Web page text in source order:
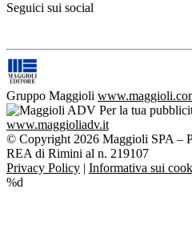
Seguici sui social
Gruppo Maggioli
Per la tua
www.maggioliadv.it
© Copyright 2026 Maggioli SPA –
REA di Rimini al n. 219107
Privacy Policy | Informativa sui
%d